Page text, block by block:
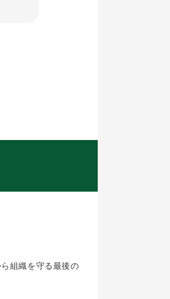
組織を守る最後の